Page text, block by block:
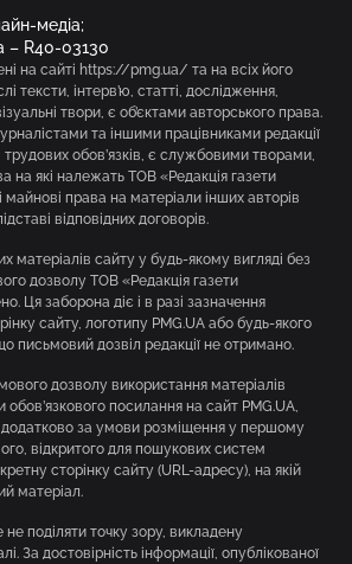
медіа;
– R40-03130
на сайті https://pmg.ua/ та на всіх його
тексти, інтерв’ю, статті, дослідження,
твори, є об’єктами авторського права.
та іншими працівниками редакції
трудових обов’язків, є службовими творами,
на які належать ТОВ «Редакція газети
права на матеріали інших авторів
відповідних договорів.
матеріалів сайту у будь-якому вигляді без
дозволу ТОВ «Редакція газети
Ця заборона діє і в разі зазначення
сайту, логотипу PMG.UA або будь-якого
письмовий дозвіл редакції не отримано.
дозволу використання матеріалів
посилання на сайт PMG.UA,
додатково за умови розміщення у першому
відкритого для пошукових систем
сторінку сайту (URL-адресу), на якій
матеріал.
поділяти точку зору, викладену
За достовірність інформації, опублікованої